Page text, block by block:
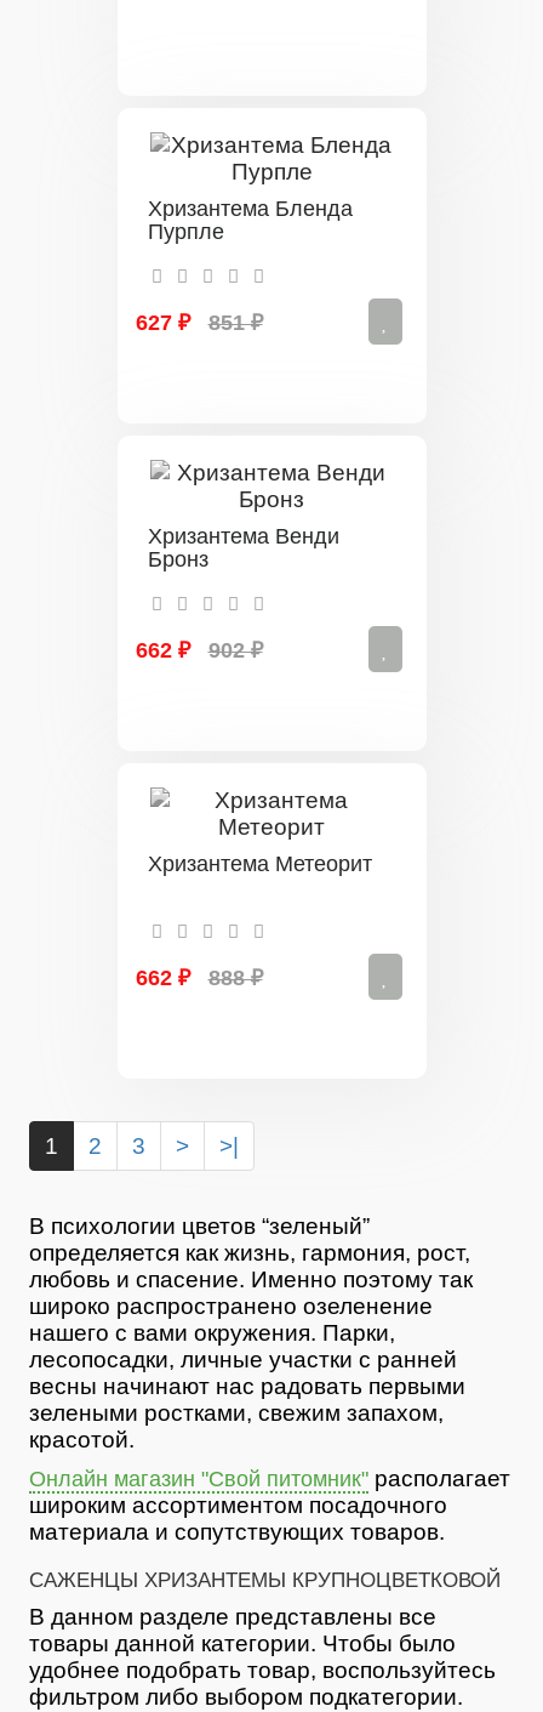
Хризантема Бленда
Пурпле
627 ₽ 851 ₽
Хризантема Венди
Бронз
662 ₽ 902 ₽
Хризантема Метеорит
662 ₽ 888 ₽
1 2 3 > >|
В психологии цветов “зеленый”
определяется как жизнь, гармония, рост,
любовь и спасение. Именно поэтому так
широко распространено озеленение
нашего с вами окружения. Парки,
лесопосадки, личные участки с ранней
весны начинают нас радовать первыми
зелеными ростками, свежим запахом,
красотой.
Онлайн магазин "Свой питомник" располагает
широким ассортиментом посадочного
материала и сопутствующих товаров.
САЖЕНЦЫ ХРИЗАНТЕМЫ КРУПНОЦВЕТКОВОЙ
В данном разделе представлены все
товары данной категории. Чтобы было
удобнее подобрать товар, воспользуйтесь
фильтром либо выбором подкатегории.